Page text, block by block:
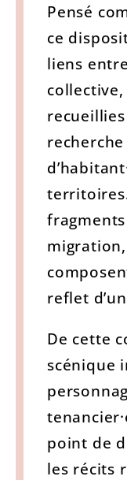
Pensé
ce
liens
reflet
De cette
scénique
point de
les récits